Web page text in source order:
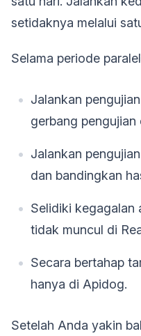
setidaknya melalui
Selama periode
Jalankan
gerbang pengujian
Jalankan
dan bandingkan
Selidiki kegagalan
tidak muncul di
Secara bertahap
hanya di Apidog.
Setelah Anda yakin